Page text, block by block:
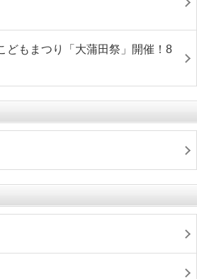
どもまつり「大蒲田祭」開催！8